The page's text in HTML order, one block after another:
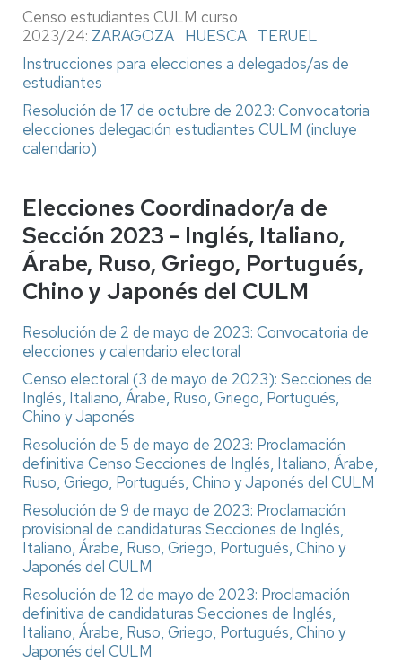
Censo estudiantes CULM curso
2023/24: ZARAGOZA HUESCA TERUEL
Instrucciones para elecciones a delegados/as de
estudiantes
Resolución de 17 de octubre de 2023: Convocatoria
elecciones delegación estudiantes CULM (incluye
calendario)
Elecciones Coordinador/a de
Sección 2023 - Inglés, Italiano,
Árabe, Ruso, Griego, Portugués,
Chino y Japonés del CULM
Resolución de 2 de mayo de 2023: Convocatoria de
elecciones y calendario electoral
Censo electoral (3 de mayo de 2023): Secciones de
Inglés, Italiano, Árabe, Ruso, Griego, Portugués,
Chino y Japonés
Resolución de 5 de mayo de 2023: Proclamación
definitiva Censo Secciones de Inglés, Italiano, Árabe,
Ruso, Griego, Portugués, Chino y Japonés del CULM
Resolución de 9 de mayo de 2023: Proclamación
provisional de candidaturas Secciones de Inglés,
Italiano, Árabe, Ruso, Griego, Portugués, Chino y
Japonés del CULM
Resolución de 12 de mayo de 2023: Proclamación
definitiva de candidaturas Secciones de Inglés,
Italiano, Árabe, Ruso, Griego, Portugués, Chino y
Japonés del CULM